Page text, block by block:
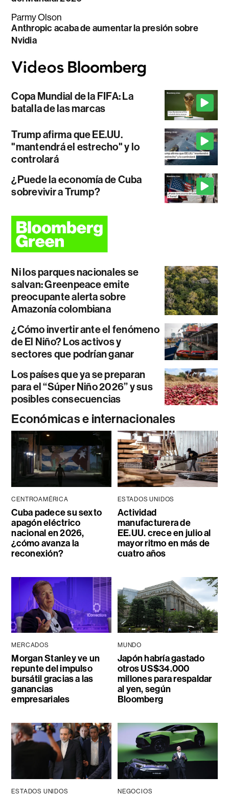
Parmy Olson
Anthropic acaba de aumentar la presión sobre
Nvidia
Copa Mundial de la FIFA: La
batalla de las marcas
Trump afirma que EE.UU.
"mantendrá el estrecho" y lo
controlará
¿Puede la economía de Cuba
sobrevivir a Trump?
Ni los parques nacionales se
salvan: Greenpeace emite
preocupante alerta sobre
Amazonía colombiana
¿Cómo invertir ante el fenómeno
de El Niño? Los activos y
sectores que podrían ganar
Los países que ya se preparan
para el “Súper Niño 2026” y sus
posibles consecuencias
Económicas e internacionales
CENTROAMÉRICA
Cuba padece su sexto
apagón eléctrico
nacional en 2026,
¿cómo avanza la
reconexión?
ESTADOS UNIDOS
Actividad
manufacturera de
EE.UU. crece en julio al
mayor ritmo en más de
cuatro años
MERCADOS
Morgan Stanley ve un
repunte del impulso
bursátil gracias a las
ganancias
empresariales
MUNDO
Japón habría gastado
otros US$34.000
millones para respaldar
al yen, según
Bloomberg
ESTADOS UNIDOS NEGOCIOS